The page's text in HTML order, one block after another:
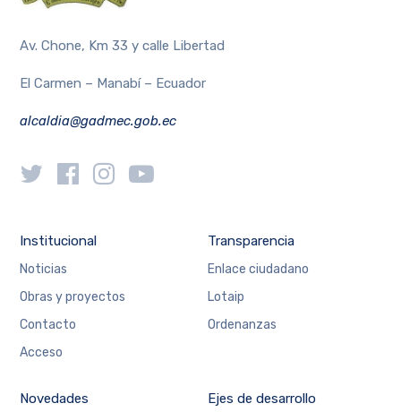
Av. Chone, Km 33 y calle Libertad
El Carmen – Manabí – Ecuador
alcaldia@gadmec.gob.ec
Institucional
Noticias
Obras y proyectos
Contacto
Acceso
Transparencia
Enlace ciudadano
Lotaip
Ordenanzas
Novedades Ejes de desarrollo